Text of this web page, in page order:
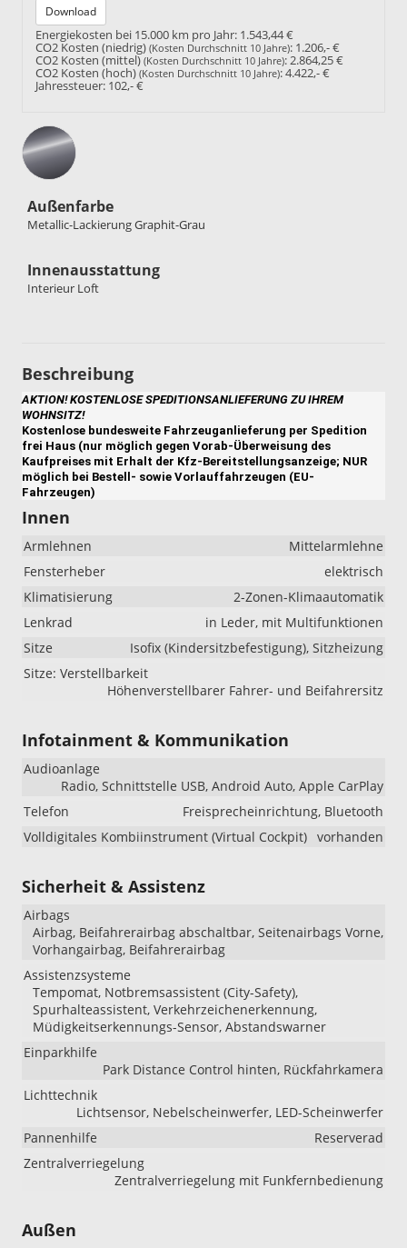
Download
Energiekosten bei 15.000 km pro Jahr: 1.543,44 €
CO2 Kosten (niedrig) (Kosten Durchschnitt 10 Jahre): 1.206,- €
CO2 Kosten (mittel) (Kosten Durchschnitt 10 Jahre):2.864,25 €
CO2 Kosten (hoch) (Kosten Durchschnitt 10 Jahre):4.422,- €
Jahressteuer: 102,- €
Außenfarbe
Metallic-Lackierung Graphit-Grau
Innenausstattung
Interieur Loft
Beschreibung
AKTION! KOSTENLOSE SPEDITIONSANLIEFERUNG ZU IHREM
WOHNSITZ!
Kostenlose bundesweite Fahrzeuganlieferung per Spedition
frei Haus (nur möglich gegen Vorab-Überweisung des
Kaufpreises mit Erhalt der Kfz-Bereitstellungsanzeige; NUR
möglich bei Bestell- sowie Vorlauffahrzeugen (EU-
Fahrzeugen)
Innen
Armlehnen
Mittelarmlehne
Fensterheber
elektrisch
Klimatisierung
2-Zonen-Klimaautomatik
Lenkrad
in Leder, mit Multifunktionen
Sitze
Isofix (Kindersitzbefestigung), Sitzheizung
Sitze: Verstellbarkeit
Höhenverstellbarer Fahrer- und Beifahrersitz
Infotainment & Kommunikation
Audioanlage
Radio, Schnittstelle USB, Android Auto, Apple CarPlay
Telefon
Freisprecheinrichtung, Bluetooth
Volldigitales Kombiinstrument (Virtual Cockpit) vorhanden
Sicherheit & Assistenz
Airbags
Airbag, Beifahrerairbag abschaltbar, Seitenairbags Vorne,
Vorhangairbag, Beifahrerairbag
Assistenzsysteme
Tempomat, Notbremsassistent (City-Safety),
Spurhalteassistent, Verkehrzeichenerkennung,
Müdigkeitserkennungs-Sensor, Abstandswarner
Einparkhilfe
Park Distance Control hinten, Rückfahrkamera
Lichttechnik
Lichtsensor, Nebelscheinwerfer, LED-Scheinwerfer
Pannenhilfe
Reserverad
Zentralverriegelung
Zentralverriegelung mit Funkfernbedienung
Außen